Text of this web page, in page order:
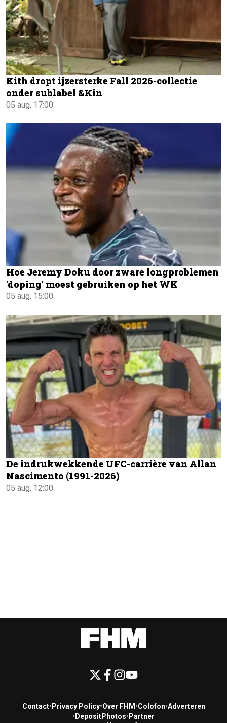
Kith dropt ijzersterke Fall 2026-collectie
onder sublabel &Kin
05 aug, 17:00
Hoe Jeremy Doku door zware longproblemen
'doping' moest gebruiken op het WK
05 aug, 15:00
De indrukwekkende UFC-carrière van Allan
Nascimento (1991-2026)
05 aug, 12:00
Contact• Privacy Policy•Over FHM •Colofon•Adverteren
• DepositPhotos• Partner